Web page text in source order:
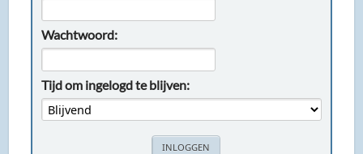
Wachtwoord:
Tijd om ingelogd te blijven: